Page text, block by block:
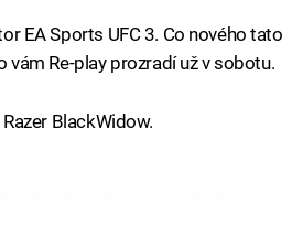
EA Sports UFC 3. Co nového tato
vám Re-play prozradí už v sobotu.
BlackWidow.